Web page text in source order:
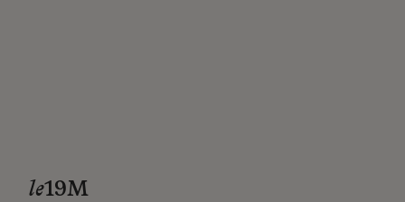
le19M